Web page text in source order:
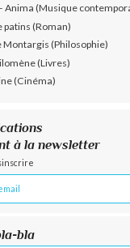
Anima (Musique
patins (Roman)
Montargis (Philosophie)
(Livres)
(Cinéma)
à la newsletter
bla